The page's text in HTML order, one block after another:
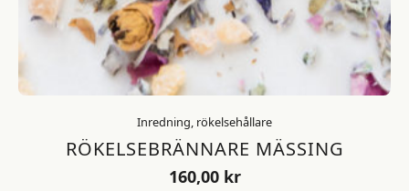
Inredning, rökelsehållare
RÖKELSEBRÄNNARE MÄSSING
160,00 kr